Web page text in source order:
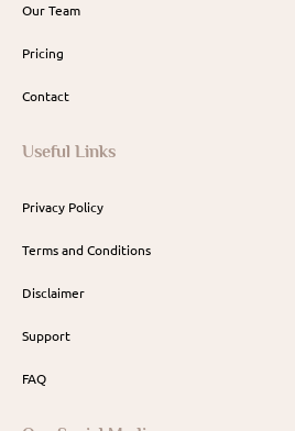
Our Team
Pricing
Contact
Useful Links
Privacy Policy
Terms and Conditions
Disclaimer
Support
FAQ